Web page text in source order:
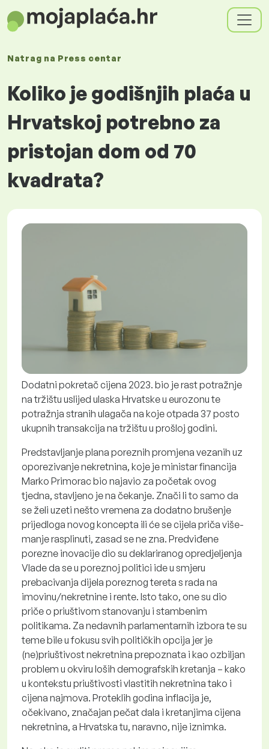
Natrag na Press centar
Koliko je godišnjih plaća u
Hrvatskoj potrebno za
pristojan dom od 70
kvadrata?
Dodatni pokretač cijena 2023. bio je rast potražnje
na tržištu uslijed ulaska Hrvatske u eurozonu te
potražnja stranih ulagača na koje otpada 37 posto
ukupnih transakcija na tržištu u prošloj godini.
Predstavljanje plana poreznih promjena vezanih uz
oporezivanje nekretnina, koje je ministar financija
Marko Primorac bio najavio za početak ovog
tjedna, stavljeno je na čekanje. Znači li to samo da
se želi uzeti nešto vremena za dodatno brušenje
prijedloga novog koncepta ili će se cijela priča više-
manje rasplinuti, zasad se ne zna. Predviđene
porezne inovacije dio su deklariranog opredjeljenja
Vlade da se u poreznoj politici ide u smjeru
prebacivanja dijela poreznog tereta s rada na
imovinu/nekretnine i rente. Isto tako, one su dio
priče o priuštivom stanovanju i stambenim
politikama. Za nedavnih parlamentarnih izbora te su
teme bile u fokusu svih političkih opcija jer je
(ne)priuštivost nekretnina prepoznata i kao ozbiljan
problem u okviru loših demografskih kretanja – kako
u kontekstu priuštivosti vlastitih nekretnina tako i
cijena najmova. Proteklih godina inflacija je,
očekivano, značajan pečat dala i kretanjima cijena
nekretnina, a Hrvatska tu, naravno, nije iznimka.